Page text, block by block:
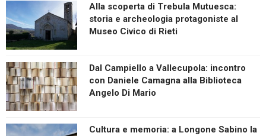
Alla scoperta di Trebula Mutuesca:
storia e archeologia protagoniste al
Museo Civico di Rieti
Dal Campiello a Vallecupola: incontro
con Daniele Camagna alla Biblioteca
Angelo Di Mario
Cultura e memoria: a Longone Sabino la